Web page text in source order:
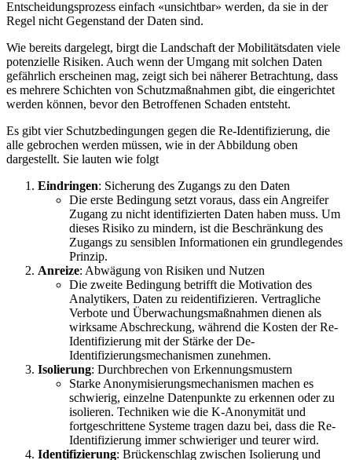
Entscheidungsprozess einfach «unsichtbar» werden, da sie in der
Regel nicht Gegenstand der Daten sind.
Wie bereits dargelegt, birgt die Landschaft der Mobilitätsdaten viele
potenzielle Risiken. Auch wenn der Umgang mit solchen Daten
gefährlich erscheinen mag, zeigt sich bei näherer Betrachtung, dass
es mehrere Schichten von Schutzmaßnahmen gibt, die eingerichtet
werden können, bevor den Betroffenen Schaden entsteht.
Es gibt vier Schutzbedingungen gegen die Re-Identifizierung, die
alle gebrochen werden müssen, wie in der Abbildung oben
dargestellt. Sie lauten wie folgt
Eindringen: Sicherung des Zugangs zu den Daten
Die erste Bedingung setzt voraus, dass ein Angreifer
Zugang zu nicht identifizierten Daten haben muss. Um
dieses Risiko zu mindern, ist die Beschränkung des
Zugangs zu sensiblen Informationen ein grundlegendes
Prinzip.
Anreize: Abwägung von Risiken und Nutzen
Die zweite Bedingung betrifft die Motivation des
Analytikers, Daten zu reidentifizieren. Vertragliche
Verbote und Überwachungsmaßnahmen dienen als
wirksame Abschreckung, während die Kosten der Re-
Identifizierung mit der Stärke der De-
Identifizierungsmechanismen zunehmen.
Isolierung: Durchbrechen von Erkennungsmustern
Starke Anonymisierungsmechanismen machen es
schwierig, einzelne Datenpunkte zu erkennen oder zu
isolieren. Techniken wie die K-Anonymität und
fortgeschrittene Systeme tragen dazu bei, dass die Re-
Identifizierung immer schwieriger und teurer wird.
Identifizierung: Brückenschlag zwischen Isolierung und